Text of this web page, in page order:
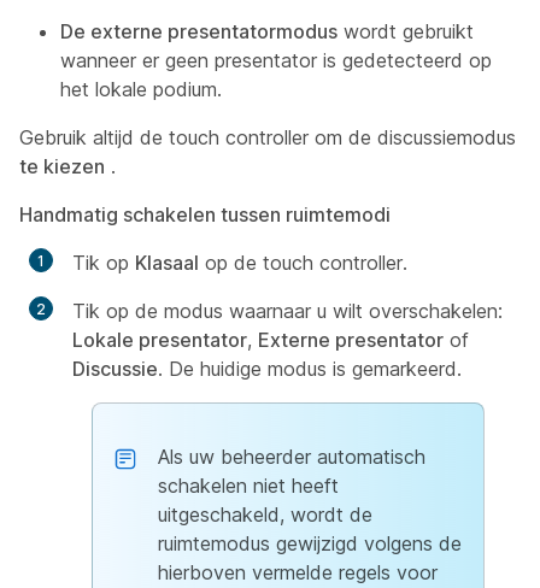
De externe presentatormodus wordt gebruikt
wanneer er geen presentator is gedetecteerd op
het lokale podium.
Gebruik altijd de touch controller om de discussiemodus
te kiezen .
Handmatig schakelen tussen ruimtemodi
Tik op Klasaal op de touch controller.
Tik op de modus waarnaar u wilt overschakelen:
Lokale presentator, Externe presentator of
Discussie. De huidige modus is gemarkeerd.
Als uw beheerder automatisch
schakelen niet heeft
uitgeschakeld, wordt de
ruimtemodus gewijzigd volgens de
hierboven vermelde regels voor